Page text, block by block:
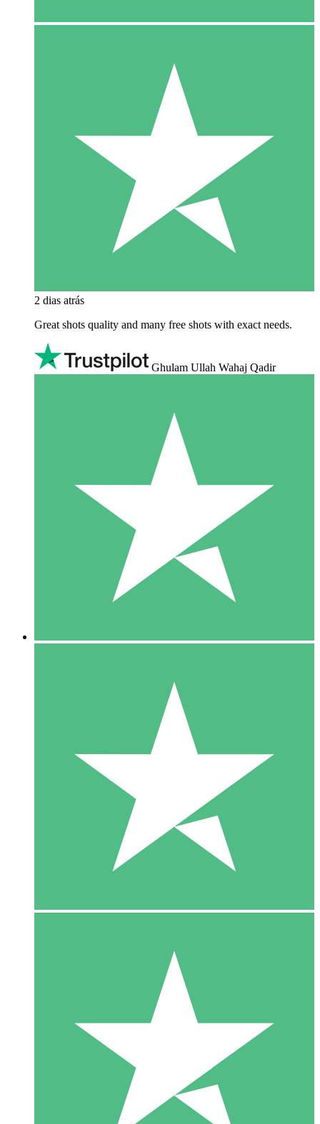
2 dias atrás
Great shots quality and many free shots with exact needs.
Ghulam Ullah Wahaj Qadir